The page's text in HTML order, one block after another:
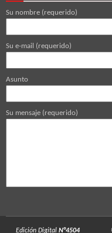
Su nombre (requerido)
Su e-mail (requerido)
Asunto
Su mensaje (requerido)
Edición Digital N°4504